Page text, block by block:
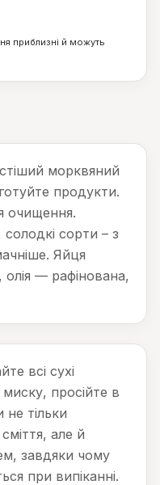
приблизні й можуть
морквяний
продукти.
очищення.
сорти – з
Яйця
олія — рафінована,
всі сухі
миску, просійте в
тільки
але й
завдяки чому
при випіканні.